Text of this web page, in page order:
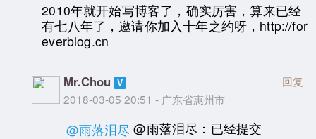
2010年就开始写博客了，确实厉害，算来已经
有七八年了，邀请你加入十年之约呀，http://for
everblog.cn
Mr.Chou
2018-03-05 20:51 - 广东省惠州市
回复
@雨落泪尽 @雨落泪尽：已经提交